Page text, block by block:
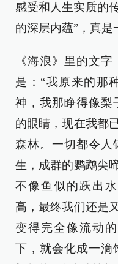
感受和人生实质的
的深层内蕴”，真是
《海浪》里的文
是：“我原来的那
神，我那睁得像梨
的眼睛，现在我都
森林。一切都令人
生，成群的鹦鹉尖
不像鱼似的跃出
高，最终我们还是
变得完全像流动
下，就会化成一滴